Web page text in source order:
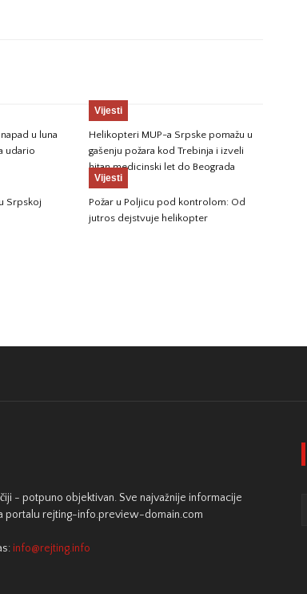
u luna
udario
Vijesti
Helikopteri MUP-a Srpske pomažu u
gašenju požara kod Trebinja i izveli
hitan medicinski let do Beograda
Srpskoj
Vijesti
Požar u Poljicu pod kontrolom: Od
jutros dejstvuje helikopter
- potpuno objektivan. Sve najvažnije informacije
portalu rejting-info.preview-domain.com
info@rejting.info